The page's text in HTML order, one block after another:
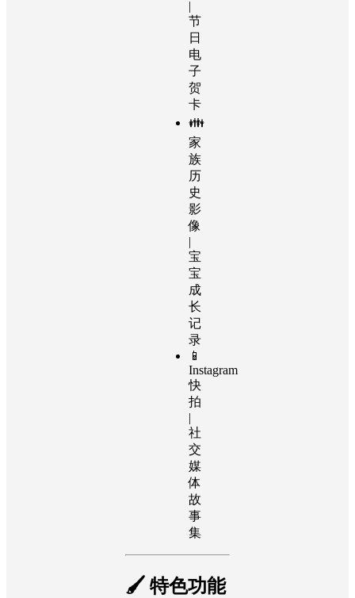
|
节
日
电
子
贺
卡
👪
家
族
历
史
影
像
|
宝
宝
成
长
记
录
📱
Instagram
快
拍
|
社
交
媒
体
故
事
集
🖌️ 特色功能